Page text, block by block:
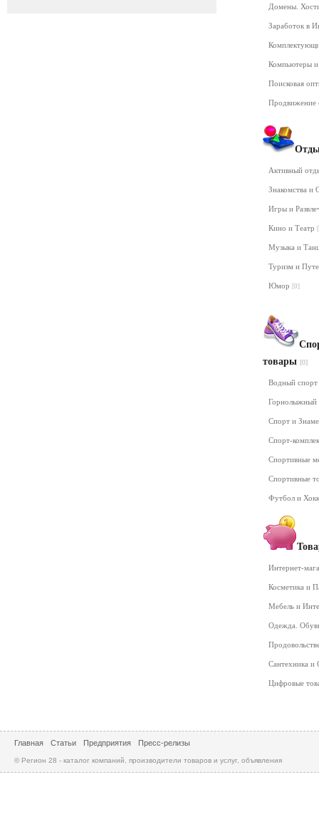
Домены.
Заработок в
Компьютеры
Поисковая
Продвижение
Активный
Знакомства и
Игры и
Кино и Театр
Музыка и
Туризм и
Юмор [0]
товары [0]
Водный спорт
Горнолыжный
Спорт и
Спорт-
Спортивные
Спортивные
Футбол и
Интернет-
Косметика и
Мебель и
Одежда.
Сантехника и
Цифровые
Главная Статьи Предприятия Пресс-релизы
© Регион 28 - каталог компаний, производители товаров и услуг, объявления